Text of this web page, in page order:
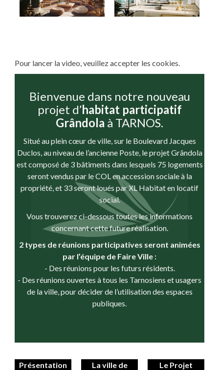
Pour lancer la video, veuillez accepter les cookies.
Bienvenue dans notre nouveau
projet d’habitat participatif
Grândola à TARNOS.
Situé au plein cœur de ville, sur le Boulevard Jacques
Duclos, au niveau de l’ancienne Poste, le projet Grândola
est composé de 3 bâtiments dans lesquels 75 logements
seront vendus par le COL en accession sociale à la
propriété, et 33 seront loués par XL Habitat en locatif
social.
Vous trouverez ci-dessous toutes les informations
concernant cette future réalisation.
2 types de réunions participatives seront animées
par l’équipe de Faire Ville :
- Des réunions pour les futurs résidents.
- Des réunions ouvertes à tous les Tarnosiens et usagers
de la ville, pour décider de l’utilisation des espaces
publiques.
Présentation
La ville de
Le Projet